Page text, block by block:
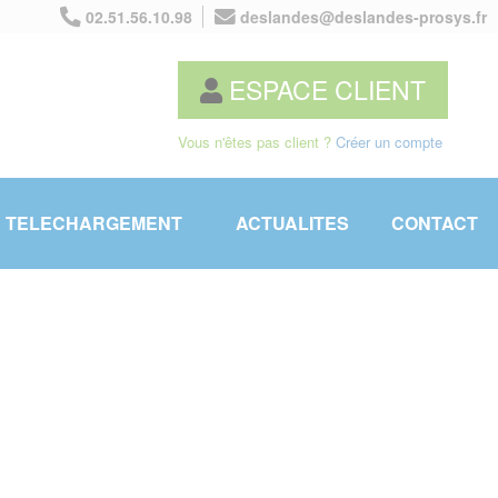
02.51.56.10.98 deslandes@deslandes-prosys.fr
ESPACE CLIENT
Vous n'êtes pas client ? Créer un compte
TELECHARGEMENT ACTUALITES CONTACT